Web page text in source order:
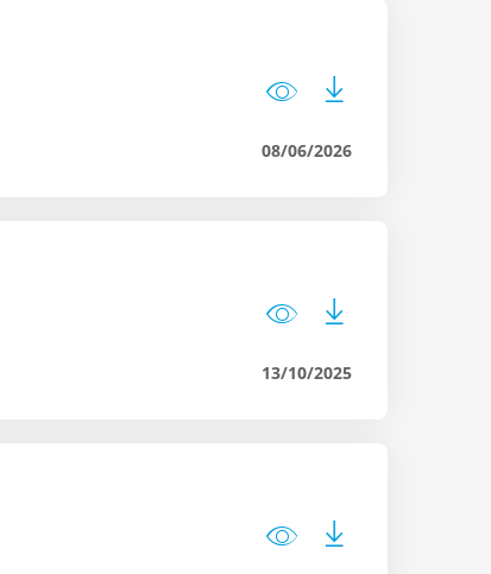
08/06/2026
13/10/2025